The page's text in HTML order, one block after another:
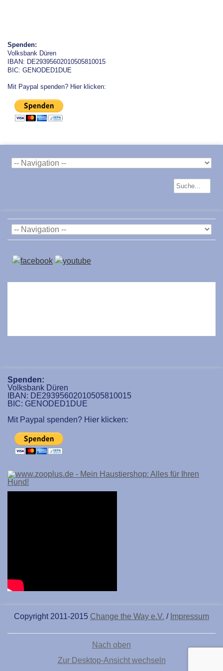
Spenden:
Volksbank Düren
IBAN: DE29395602010505810015
BIC: GENODED1DUE
Mit Paypal spenden? Hier klicken:
Spenden:
Volksbank Düren
IBAN: DE29395602010505810015
BIC: GENODED1DUE
Mit Paypal spenden? Hier klicken:
Copyright 2011-2015 Change the Way e.V. / Impressum
Nach oben
Zur Desktop-Ansicht wechseln